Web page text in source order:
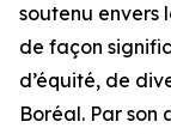
soutenu envers
de façon
d’équité, de
Boréal. Par